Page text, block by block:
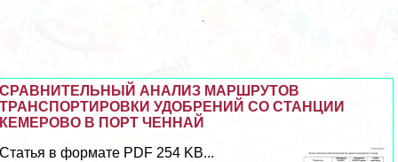
СРАВНИТЕЛЬНЫЙ АНАЛИЗ МАРШРУТОВ
ТРАНСПОРТИРОВКИ УДОБРЕНИЙ СО СТАНЦИИ
КЕМЕРОВО В ПОРТ ЧЕННАЙ
Статья в формате PDF 254 KB...